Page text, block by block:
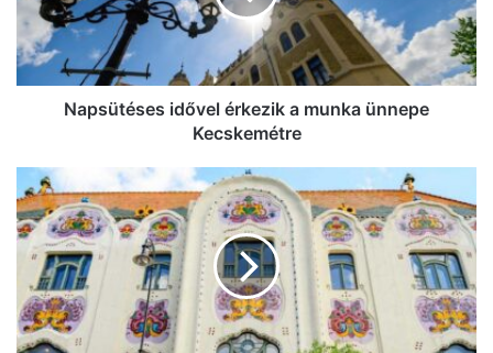
ünnepe
Kecskemétre
Napsütéses idővel érkezik a munka ünnepe
Kecskemétre
Napi
pakk:
napsütéses
időt
hoz
munka
ünnepe